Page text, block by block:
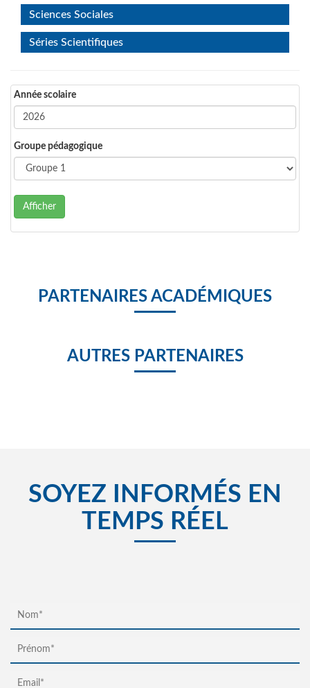
Sciences Sociales
Séries Scientifiques
Année scolaire
Groupe pédagogique
Afficher
PARTENAIRES ACADÉMIQUES
AUTRES PARTENAIRES
SOYEZ INFORMÉS EN
TEMPS RÉEL